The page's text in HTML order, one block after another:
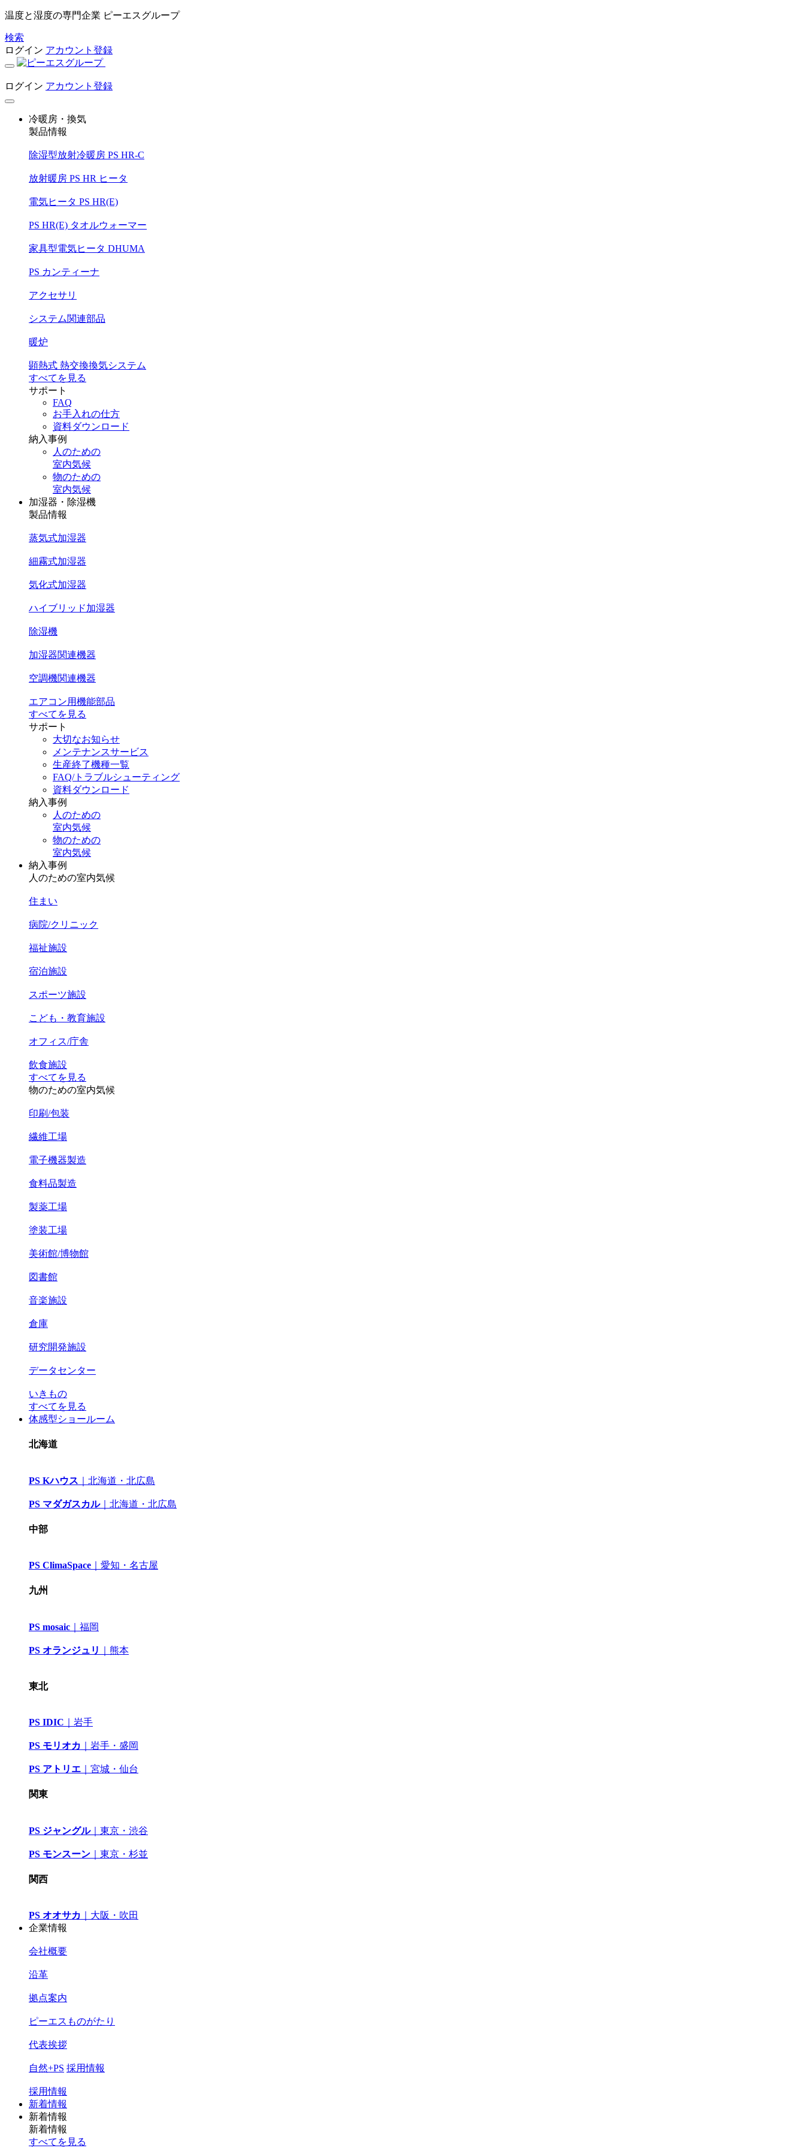
温度と湿度の専門企業 ピーエスグループ
検索
ログイン アカウント登録
ログイン アカウント登録
冷暖房・換気
製品情報
除湿型放射冷暖房 PS HR-C
放射暖房 PS HR ヒータ
電気ヒータ PS HR(E)
PS HR(E) タオルウォーマー
家具型電気ヒータ DHUMA
PS カンティーナ
アクセサリ
システム関連部品
暖炉
顕熱式 熱交換換気システム
すべてを見る
サポート
FAQ
お手入れの仕方
資料ダウンロード
納入事例
人のための
室内気候
物のための
室内気候
加湿器・除湿機
製品情報
蒸気式加湿器
細霧式加湿器
気化式加湿器
ハイブリッド加湿器
除湿機
加湿器関連機器
空調機関連機器
エアコン用機能部品
すべてを見る
サポート
大切なお知らせ
メンテナンスサービス
生産終了機種一覧
FAQ/トラブルシューティング
資料ダウンロード
納入事例
人のための
室内気候
物のための
室内気候
納入事例
人のための室内気候
住まい
病院/クリニック
福祉施設
宿泊施設
スポーツ施設
こども・教育施設
オフィス/庁舎
飲食施設
すべてを見る
物のための室内気候
印刷/包装
繊維工場
電子機器製造
食料品製造
製薬工場
塗装工場
美術館/博物館
図書館
音楽施設
倉庫
研究開発施設
データセンター
いきもの
すべてを見る
体感型ショールーム
北海道
PS Kハウス 北海道・北広島
PS マダガスカル｜ 北海道・北広島
中部
PS ClimaSpace 愛知・名古屋
九州
PS mosaic 福岡
PS オランジュリ 熊本
東北
PS IDIC 岩手
PS モリオカ ｜岩手・盛岡
PS アトリエ 宮城・仙台
関東
PS ジャングル｜ 東京・渋谷
PS モンスーン 東京・杉並
関西
PS オオサカ
大阪・吹田
企業情報
会社概要
沿革
拠点案内
ピーエスものがたり
代表挨拶
自然+PS 採用情報
採用情報
新着情報
新着情報
新着情報
すべてを見る